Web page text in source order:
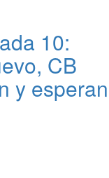
10:
CB
y esperan